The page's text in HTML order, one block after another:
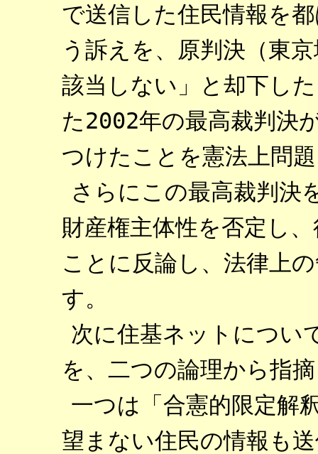
で送信した住民情報を
う訴えを、原判決（東
該当しない」と却下し
た2002年の最高裁判決
つけたことを憲法上問
さらにこの最高裁判決
財産権主体性を否定し
ことに反論し、法律上
す。
次に住基ネットについ
を、二つの論理から指
一つは「合憲的限定解
望まない住民の情報も